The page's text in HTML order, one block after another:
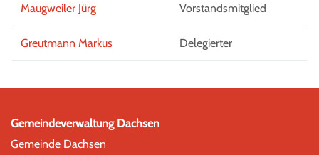
Maugweiler Jürg Vorstandsmitglied
Greutmann Markus Delegierter
Gemeindeverwaltung Dachsen
Gemeinde Dachsen